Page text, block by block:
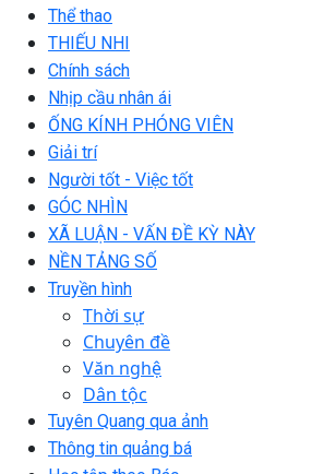
Thể thao
THIẾU NHI
Chính sách
Nhịp cầu nhân ái
ỐNG KÍNH PHÓNG VIÊN
Giải trí
Người tốt - Việc tốt
GÓC NHÌN
XÃ LUẬN - VẤN ĐỀ KỲ NÀY
NỀN TẢNG SỐ
Truyền hình
Thời sự
Chuyên đề
Văn nghệ
Dân tộc
Tuyên Quang qua ảnh
Thông tin quảng bá